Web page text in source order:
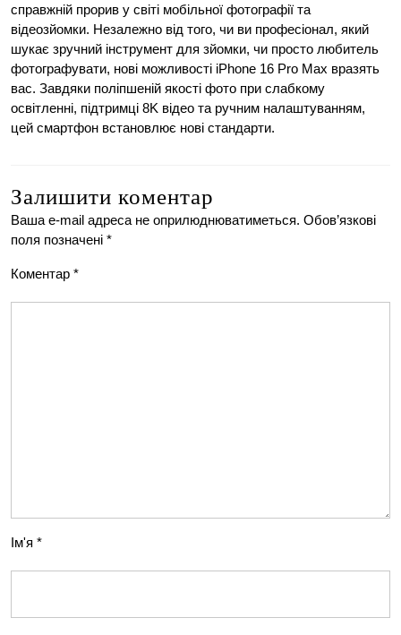
справжній прорив у світі мобільної фотографії та
відеозйомки. Незалежно від того, чи ви професіонал, який
шукає зручний інструмент для зйомки, чи просто любитель
фотографувати, нові можливості iPhone 16 Pro Max вразять
вас. Завдяки поліпшеній якості фото при слабкому
освітленні, підтримці 8K відео та ручним налаштуванням,
цей смартфон встановлює нові стандарти.
Залишити коментар
Ваша e-mail адреса не оприлюднюватиметься. Обов’язкові
поля позначені *
Коментар *
Ім'я *